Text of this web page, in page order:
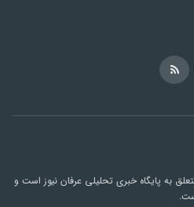
به پایگاه خبری تحلیلی عرفان نیوز است و